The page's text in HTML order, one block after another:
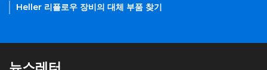
Heller 리플로우 장비의 대체 부품 찾기